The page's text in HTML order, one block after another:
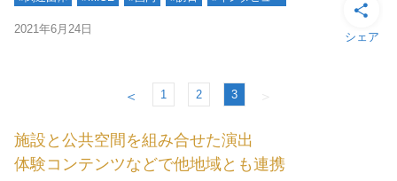
2021年6月24日
シェア
＜ 1 2 3 ＞
施設と公共空間を組み合せた演出
体験コンテンツなどで他地域とも連携